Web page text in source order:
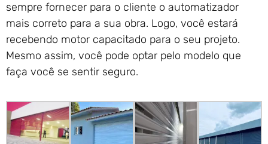
sempre fornecer para o cliente o automatizador
mais correto para a sua obra. Logo, você estará
recebendo motor capacitado para o seu projeto.
Mesmo assim, você pode optar pelo modelo que
faça você se sentir seguro.